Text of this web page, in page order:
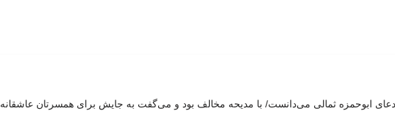
را مثل دعای ابوحمزه ثمالی می‌دانست/ با مدیحه مخالف بود و می‌گفت به جایش برای همسرتان عاشقانه